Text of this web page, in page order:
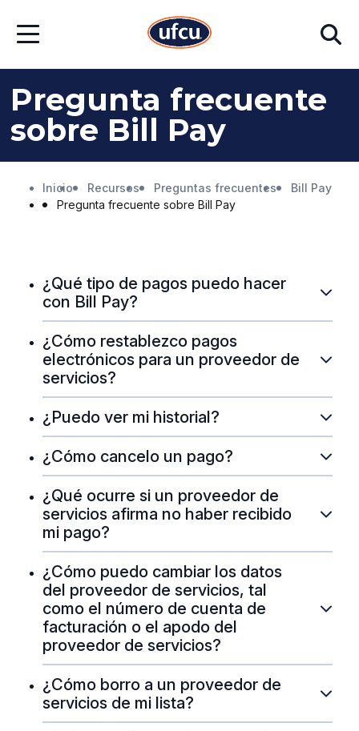
contenido
contenido
de
página
Abrir
Buscar
Pregunta frecuente
sobre Bill Pay
Inicio Recursos Preguntas frecuentes
Bill Pay
Pregunta frecuente sobre Bill Pay
¿Qué tipo de pagos puedo hacer
con Bill Pay?
¿Cómo restablezco pagos
electrónicos para un proveedor de
servicios?
¿Puedo ver mi historial?
¿Cómo cancelo un pago?
¿Qué ocurre si un proveedor de
servicios afirma no haber recibido
mi pago?
¿Cómo puedo cambiar los datos
del proveedor de servicios, tal
como el número de cuenta de
facturación o el apodo del
proveedor de servicios?
¿Cómo borro a un proveedor de
servicios de mi lista?